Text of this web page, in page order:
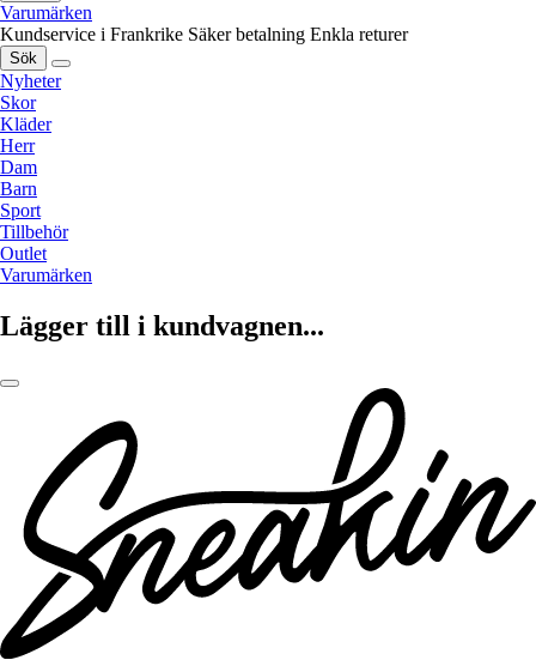
Varumärken
Kundservice i Frankrike Säker betalning Enkla returer
Sök
Nyheter
Skor
Kläder
Herr
Dam
Barn
Sport
Tillbehör
Outlet
Varumärken
Lägger till i kundvagnen...